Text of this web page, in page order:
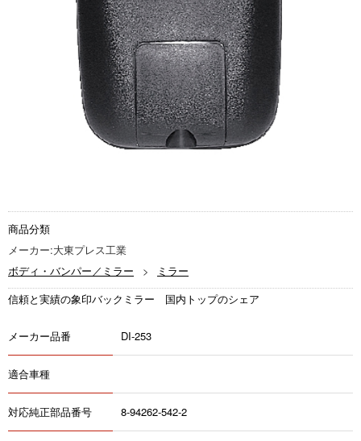
商品分類
メーカー:大東プレス工業
ボディ・バンパー／ミラー
ミラー
信頼と実績の象印バックミラー 国内トップのシェア
メーカー品番 DI-253
適合車種
対応純正部品番号 8-94262-542-2